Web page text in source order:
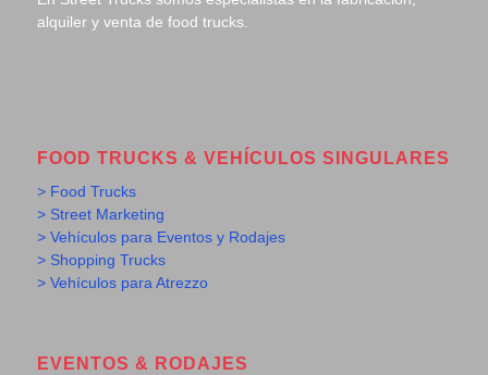
alquiler y venta de food trucks.
FOOD TRUCKS & VEHÍCULOS SINGULARES
> Food Trucks
> Street Marketing
> Vehículos para Eventos y Rodajes
> Shopping Trucks
> Vehículos para Atrezzo
EVENTOS & RODAJES